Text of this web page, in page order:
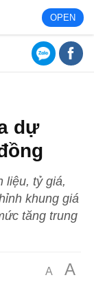
OPEN
dự
liệu, tỷ giá,
khung giá
tăng trung
A A